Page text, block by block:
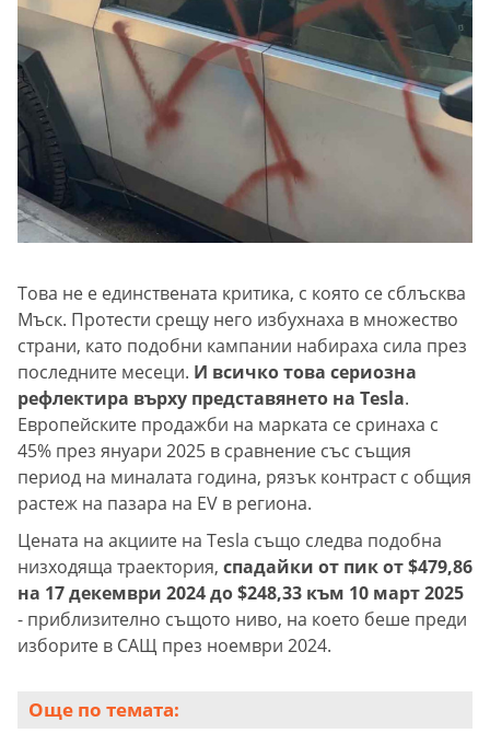
Това не е единствената критика, с която се сблъсква
Мъск. Протести срещу него избухнаха в множество
страни, като подобни кампании набираха сила през
последните месеци. И всичко това сериозна
рефлектира върху представянето на Tesla.
Европейските продажби на марката се сринаха с
45% през януари 2025 в сравнение със същия
период на миналата година, рязък контраст с общия
растеж на пазара на EV в региона.
Цената на акциите на Tesla също следва подобна
низходяща траектория, спадайки от пик от $479,86
на 17 декември 2024 до $248,33 към 10 март 2025
- приблизително същото ниво, на което беше преди
изборите в САЩ през ноември 2024.
Още по темата: